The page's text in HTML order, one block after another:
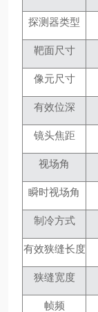
探测器类型
靶面尺寸
像元尺寸
有效位深
镜头焦距
视场角
瞬时视场角
制冷方式
有效狭缝长度
狭缝宽度
帧频